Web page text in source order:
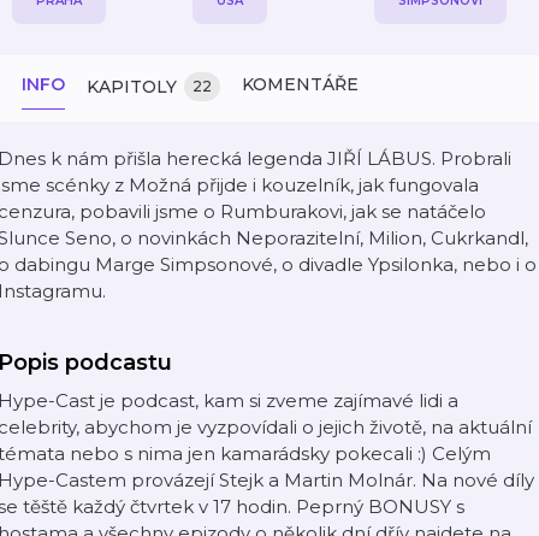
INFO KAPITOLY 22 KOMENTÁŘE
k nám přišla herecká legenda JIŘÍ LÁBUS. Probrali
scénky z Možná přijde i kouzelník, jak fungovala
pobavili jsme o Rumburakovi, jak se natáčelo
Seno, o novinkách Neporazitelní, Milion, Cukrkandl,
dabingu Marge Simpsonové, o divadle Ypsilonka, nebo i o
podcastu
Cast je podcast, kam si zveme zajímavé lidi a
abychom je vyzpovídali o jejich životě, na aktuální
nebo s nima jen kamarádsky pokecali :) Celým
Castem provázejí Stejk a Martin Molnár. Na nové díly
těště každý čtvrtek v 17 hodin. Peprný BONUSY s